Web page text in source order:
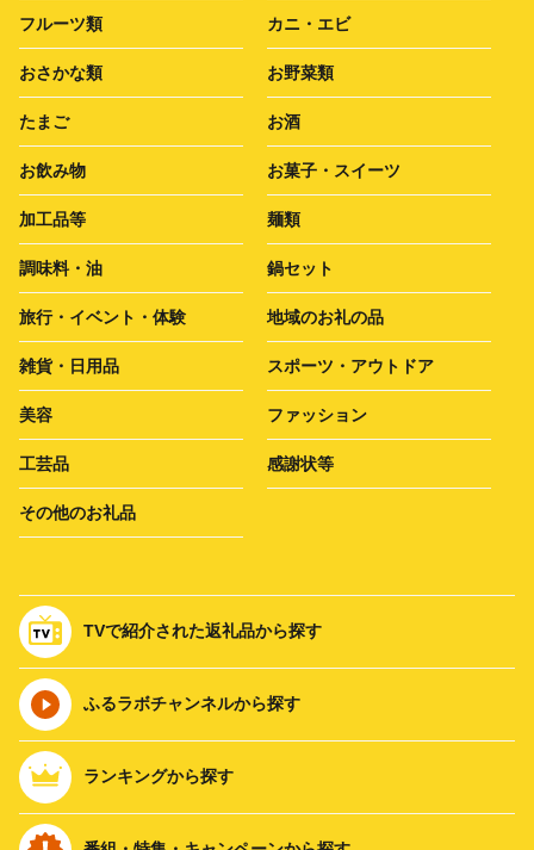
フルーツ類 カニ・エビ
おさかな類 お野菜類
たまご お酒
お飲み物 お菓子・スイーツ
加工品等 麺類
調味料・油 鍋セット
旅行・イベント・体験 地域のお礼の品
雑貨・日用品 スポーツ・アウトドア
美容 ファッション
工芸品 感謝状等
その他のお礼品
TVで紹介された返礼品から探す
ふるラボチャンネルから探す
ランキングから探す